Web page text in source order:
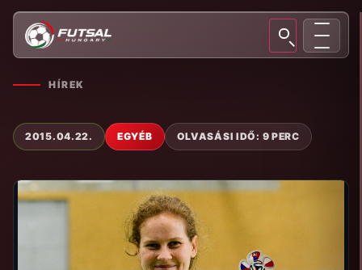
HÍREK
2015.04.22. EGYÉB OLVASÁSI IDŐ: 9 PERC